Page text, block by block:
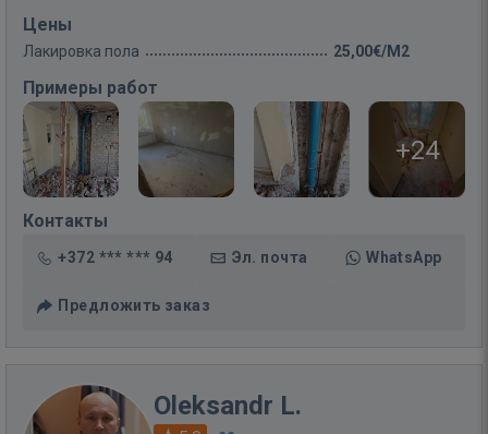
Цены
Лакировка пола 25,00€/M2
Примеры работ
+24
Контакты
+372 *** *** 94 Эл. почта WhatsApp
Предложить заказ
Oleksandr L.